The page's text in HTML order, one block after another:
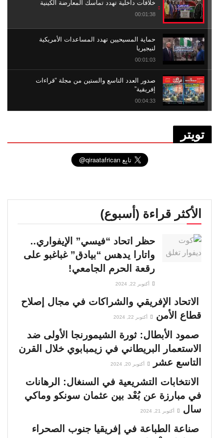
خلافات داخلية تهدد تماسك المعارضة الكينية
00:01:38
حماية المسيحيين تهدد المساعدات الأمريكية
لنيجيريا
00:01:03
صدور العدد التاسع والستين من مجلة “قراءات
إفريقية”
00:04:33
انتخابات إثيوبيا 2026 .. هيمنة آبي أحمد تعمق
عودة إيبولا .. سلالة أشد فتكاً
00:03:48
تأثيرات الحرب الأمريكية ـ الإسرائيلية ضد إيران
على دول إفريقيا جنوب الصحراء
02:09:47
00:01:30
السنغال .. صراع القصر والشارع
اغتيار باتريس لومومبا.. الجريمة التي عادت تطارد
أوروبا بعد 65 عامًا
00:02:43
إفريقيا ومجلس الأمن .. معركة كسر الهيمنة
00:05:11
تويتر
الأكثر قراءة (أسبوع)
حظر اتحاد “فيسي” الإيفواري..
واتارا يدهس “بيادق” غباغبو على
رقعة الحرم الجامعي!
أكتوبر 22, 2024
الاتحاد الإفريقي والشراكات في مجال إصلاح
قطاع الأمن
أكتوبر 22, 2024
صمود الأبطال: ثورة الشيمورنجا الأولى ضد
الاستعمار البريطاني في زيمبابوي خلال القرن
التاسع عشر
أكتوبر 20, 2024
الانتخابات التشريعية في السنغال: الرهانات
في مبارزة عن بُعْد بين عثمان سونكو وماكي
سال
أكتوبر 21, 2024
صناعة الطباعة في إفريقيا جنوب الصحراء